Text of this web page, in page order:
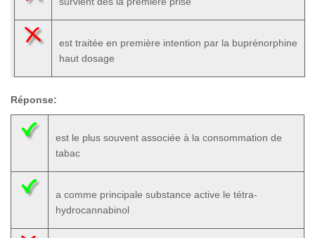
est traitée en première intention par la buprénorphine
haut dosage
Réponse:
est le plus souvent associée à la consommation de
tabac
a comme principale substance active le tétra-
hydrocannabinol